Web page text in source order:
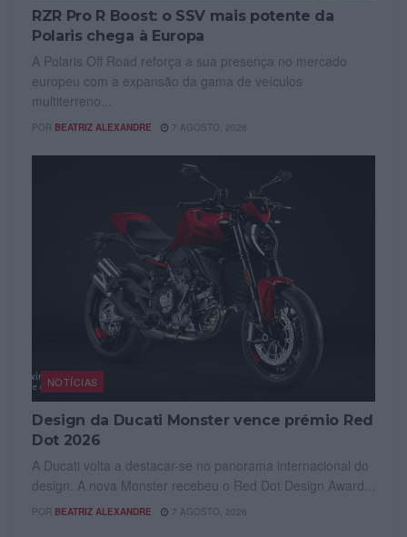
RZR Pro R Boost: o SSV mais potente da
Polaris chega à Europa
A Polaris Off Road reforça a sua presença no mercado
europeu com a expansão da gama de veículos
multiterreno...
POR BEATRIZ ALEXANDRE 7 AGOSTO, 2026
NOTÍCIAS
Design da Ducati Monster vence prémio Red
Dot 2026
A Ducati volta a destacar-se no panorama internacional do
design. A nova Monster recebeu o Red Dot Design Award...
POR BEATRIZ ALEXANDRE 7 AGOSTO, 2026